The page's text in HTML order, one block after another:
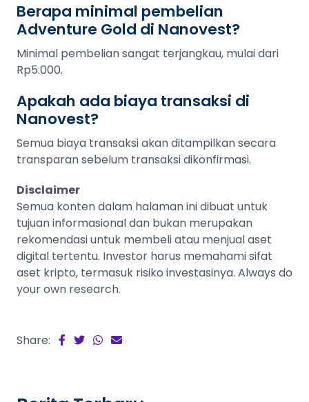
Berapa minimal pembelian
Adventure Gold di Nanovest?
Minimal pembelian sangat terjangkau, mulai dari
Rp5.000.
Apakah ada biaya transaksi di
Nanovest?
Semua biaya transaksi akan ditampilkan secara
transparan sebelum transaksi dikonfirmasi.
Disclaimer
Semua konten dalam halaman ini dibuat untuk
tujuan informasional dan bukan merupakan
rekomendasi untuk membeli atau menjual aset
digital tertentu. Investor harus memahami sifat
aset kripto, termasuk risiko investasinya. Always do
your own research.
Share: